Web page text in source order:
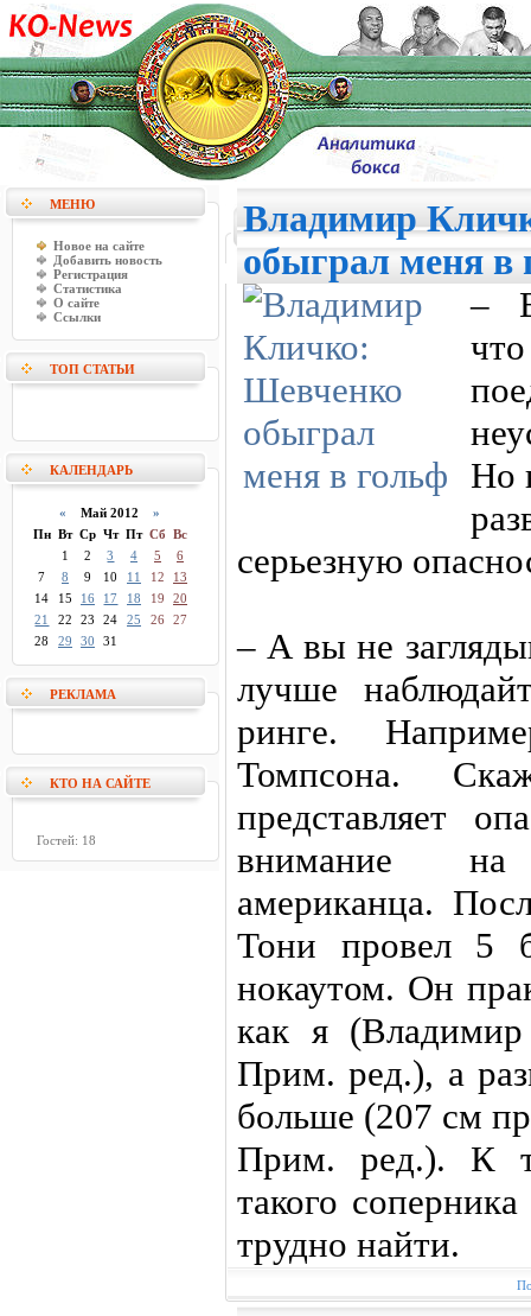
МЕНЮ
Новое на сайте
Добавить новость
Регистрация
Статистика
О сайте
Ссылки
ТОП СТАТЬИ
КАЛЕНДАРЬ
« Май 2012»
Пн Вт Ср Чт Пт Сб Вс
1
2 3 4 5
6
7
8 9 10 11 12
13
14
15 16 17 18 19
20
21
22 23 24 25 26 27
28
29 30 31
РЕКЛАМА
КТО НА САЙТЕ
Гостей: 18
Владимир
обыграл меня в
–
Но
серьезную
– А вы не
лучше
ринге.
Томпсона.
представляет
внимание
американца.
Тони провел 5
нокаутом. Он
как я
Прим. ред.), а
больше (207 см
Прим. ред.). К
такого
трудно найти.